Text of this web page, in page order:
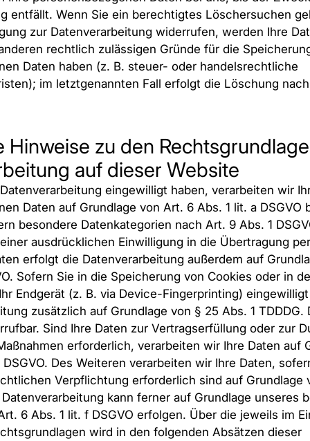
entfällt. Wenn Sie ein berechtigtes Löschersuchen
zur Datenverarbeitung widerrufen, werden Ihre
rechtlich zulässigen Gründe für die
Daten haben (z. B. steuer- oder handelsrechtliche
im letztgenannten Fall erfolgt die Löschung
Hinweise zu den
auf dieser Website
eingewilligt haben, verarbeiten wir
Daten auf Grundlage von Art. 6 Abs. 1 lit. a DSGVO
besondere Datenkategorien nach Art. 9 Abs. 1
ausdrücklichen Einwilligung in die Übertragung
erfolgt die Datenverarbeitung außerdem auf
Sofern Sie in die Speicherung von Cookies oder in
Endgerät (z. B. via Device-Fingerprinting)
zusätzlich auf Grundlage von § 25 Abs. 1 TDDDG.
Sind Ihre Daten zur Vertragserfüllung oder zur
erforderlich, verarbeiten wir Ihre Daten auf
Des Weiteren verarbeiten wir Ihre Daten,
Verpflichtung erforderlich sind auf Grundlage
Datenverarbeitung kann ferner auf Grundlage unseres
6 Abs. 1 lit. f DSGVO erfolgen. Über die jeweils im
wird in den folgenden Absätzen dieser